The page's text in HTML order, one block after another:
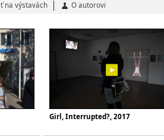
na výstavách O autorovi
Girl, Interrupted?, 2017